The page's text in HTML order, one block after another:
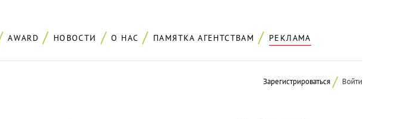
AWARD НОВОСТИ О НАС ПАМЯТКА АГЕНТСТВАМ РЕКЛАМА
Зарегистрироваться Войти